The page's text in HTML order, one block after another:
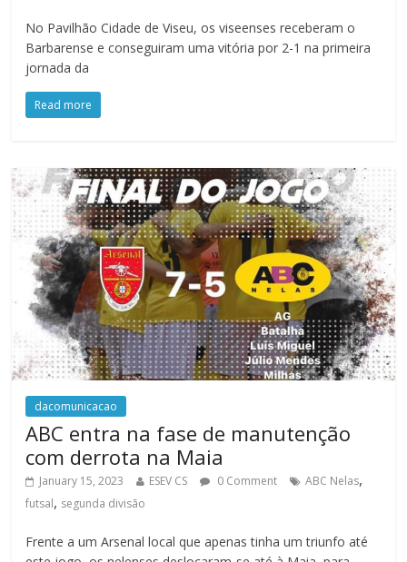
No Pavilhão Cidade de Viseu, os viseenses receberam o
Barbarense e conseguiram uma vitória por 2-1 na primeira
jornada da
Read more
dacomunicacao
ABC entra na fase de manutenção
com derrota na Maia
January 15, 2023 ESEV CS 0 Comment ABC Nelas,
futsal, segunda divisão
Frente a um Arsenal local que apenas tinha um triunfo até